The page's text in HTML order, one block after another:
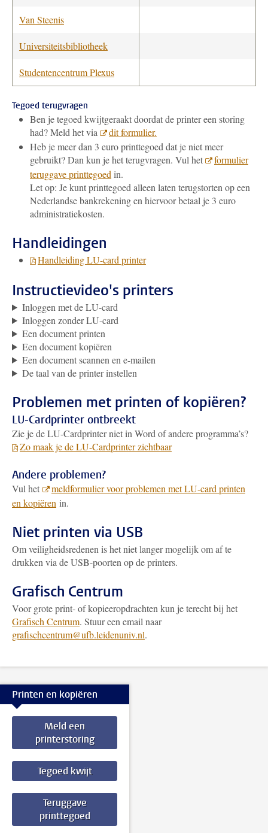
Van Steenis
Universiteitsbibliotheek
Studentencentrum Plexus
Tegoed terugvragen
Ben je tegoed kwijtgeraakt doordat de printer een storing
had? Meld het via
dit formulier.
Heb je meer dan 3 euro printtegoed dat je niet meer
gebruikt? Dan kun je het terugvragen. Vul het
formulier
teruggave printtegoed in.
Let op: Je kunt printtegoed alleen laten terugstorten op een
Nederlandse bankrekening en hiervoor betaal je 3 euro
administratiekosten.
Handleidingen
Handleiding LU-card printer
Instructievideo's printers
Inloggen met de LU-card
Inloggen zonder LU-card
Een document printen
Een document kopiëren
Een document scannen en e-mailen
De taal van de printer instellen
Problemen met printen of kopiëren?
LU-Cardprinter ontbreekt
Zie je de LU-Cardprinter niet in Word of andere programma’s?
Zo maak je de LU-Cardprinter zichtbaar
Andere problemen?
Vul het
meldformulier voor problemen met LU-card printen
en kopiëren in.
Niet printen via USB
Om veiligheidsredenen is het niet langer mogelijk om af te
drukken via de USB-poorten op de printers.
Grafisch Centrum
Voor grote print- of kopieeropdrachten kun je terecht bij het
Grafisch Centrum. Stuur een email naar
grafischcentrum@ufb.leidenuniv.nl.
Printen en kopiëren
Meld een
printerstoring
Tegoed kwijt
Teruggave
printtegoed